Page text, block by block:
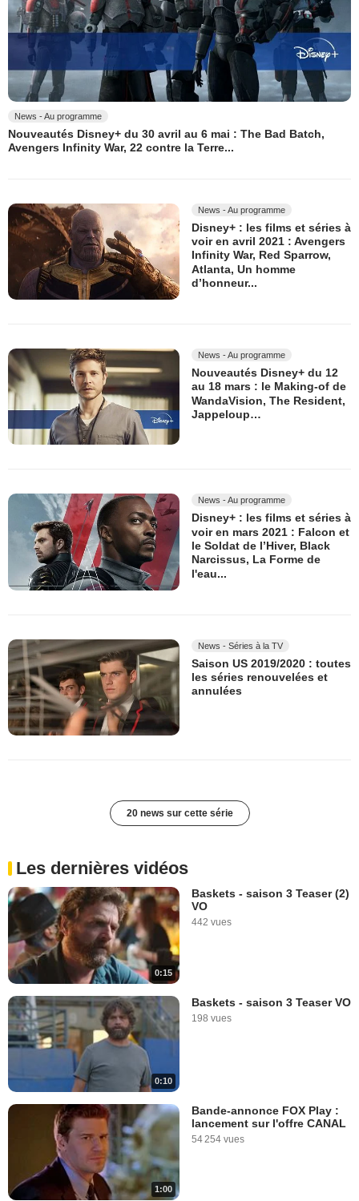
News - Au programme
Nouveautés Disney+ du 30 avril au 6 mai : The Bad Batch,
Avengers Infinity War, 22 contre la Terre...
News - Au programme
Disney+ : les films et séries à
voir en avril 2021 : Avengers
Infinity War, Red Sparrow,
Atlanta, Un homme
d’honneur...
News - Au programme
Nouveautés Disney+ du 12
au 18 mars : le Making-of de
WandaVision, The Resident,
Jappeloup…
News - Au programme
Disney+ : les films et séries à
voir en mars 2021 : Falcon et
le Soldat de l’Hiver, Black
Narcissus, La Forme de
l'eau...
News - Séries à la TV
Saison US 2019/2020 : toutes
les séries renouvelées et
annulées
20 news sur cette série
Les dernières vidéos
0:15
Baskets - saison 3 Teaser (2)
VO
442 vues
0:10
Baskets - saison 3 Teaser VO
198 vues
1:00
Bande-annonce FOX Play :
lancement sur l'offre CANAL
54 254 vues